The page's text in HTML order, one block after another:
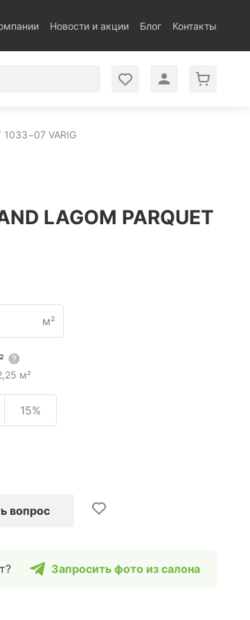
Новости и акции Блог Контакты
VARIG
LAGOM PARQUET
м²
м²
15%
вопрос
Запросить фото из салона